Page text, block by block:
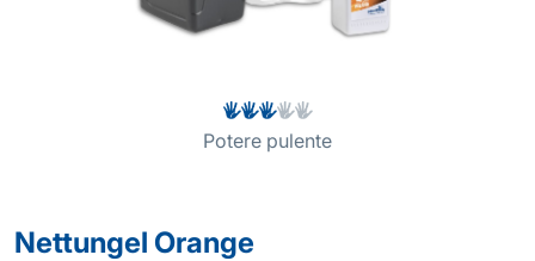
Potere pulente
Nettungel Orange